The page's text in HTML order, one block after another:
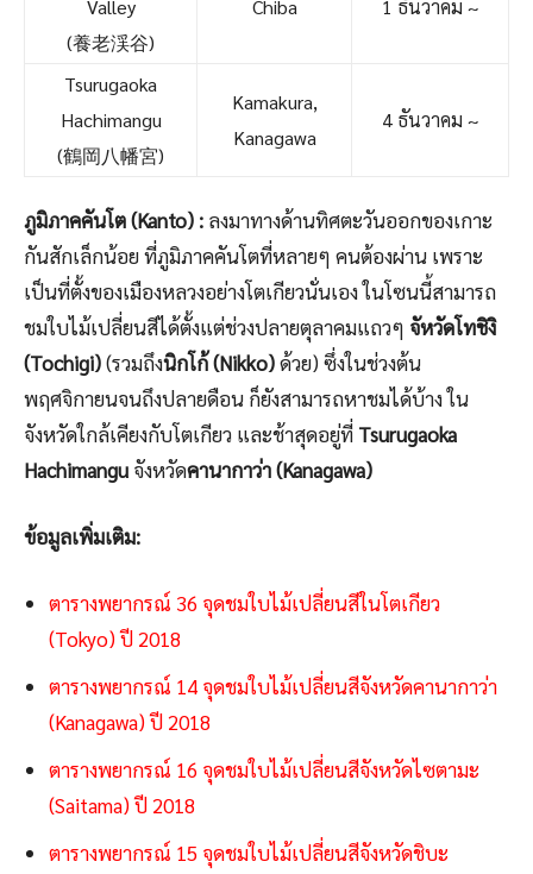
Valley
(養老渓谷)
Chiba 1 ธันวาคม ~
Tsurugaoka
Hachimangu
(鶴岡八幡宮)
Kamakura,
Kanagawa
4 ธันวาคม ~
ภูมิภาคคันโต (Kanto) : ลงมาทางด้านทิศตะวันออกของเกาะ
กันสักเล็กน้อย ที่ภูมิภาคคันโตที่หลายๆ คนต้องผ่าน เพราะ
เป็นที่ตั้งของเมืองหลวงอย่างโตเกียวนั่นเอง ในโซนนี้สามารถ
ชมใบไม้เปลี่ยนสีได้ตั้งแต่ช่วงปลายตุลาคมแถวๆ จัหวัดโทชิงิ
(Tochigi)(รวมถึงนิกโก้ (Nikko)ด้วย) ซึ่งในช่วงต้น
พฤศจิกายนจนถึงปลายดือน ก็ยังสามารถหาชมได้บ้าง ใน
จังหวัดใกล้เคียงกับโตเกียว และช้าสุดอยู่ที่ Tsurugaoka
Hachimangu จังหวัดคานากาว่า (Kanagawa)
ข้อมูลเพิ่มเติม:
ตารางพยากรณ์ 36 จุดชมใบไม้เปลี่ยนสีในโตเกียว
(Tokyo) ปี 2018
ตารางพยากรณ์ 14 จุดชมใบไม้เปลี่ยนสีจังหวัดคานากาว่า
(Kanagawa) ปี 2018
ตารางพยากรณ์ 16 จุดชมใบไม้เปลี่ยนสีจังหวัดไซตามะ
(Saitama) ปี 2018
ตารางพยากรณ์ 15 จุดชมใบไม้เปลี่ยนสีจังหวัดชิบะ